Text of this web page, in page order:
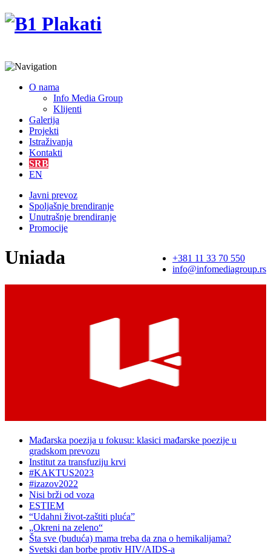
O nama
Info Media Group
Klijenti
Galerija
Projekti
Istraživanja
Kontakti
SRB
EN
Javni prevoz
Spoljašnje brendiranje
Unutrašnje brendiranje
Promocije
+381 11 33 70 550
info@infomediagroup.rs
Uniada
Mađarska poezija u fokusu: klasici mađarske poezije u
gradskom prevozu
Institut za transfuziju krvi
#KAKTUS2023
#izazov2022
Nisi brži od voza
ESTIEM
“Udahni život-zaštiti pluća”
„Okreni na zeleno“
Šta sve (buduća) mama treba da zna o hemikalijama?
Svetski dan borbe protiv HIV/AIDS-a